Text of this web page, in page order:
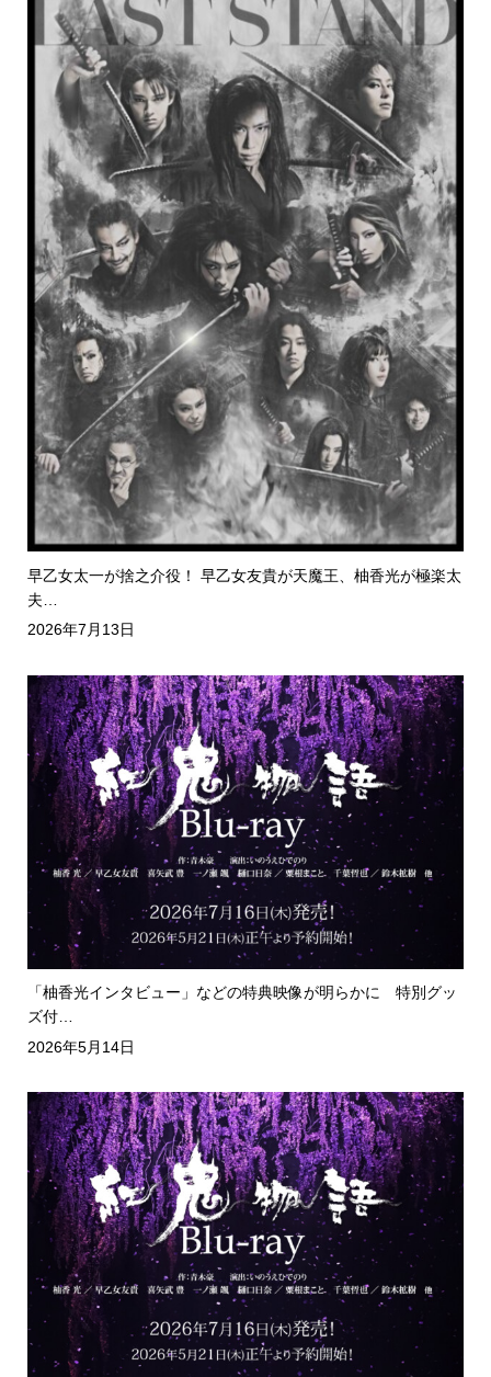
早乙女太一が捨之介役！ 早乙女友貴が天魔王、柚香光が極楽太
夫…
2026年7月13日
「柚香光インタビュー」などの特典映像が明らかに 特別グッ
ズ付…
2026年5月14日